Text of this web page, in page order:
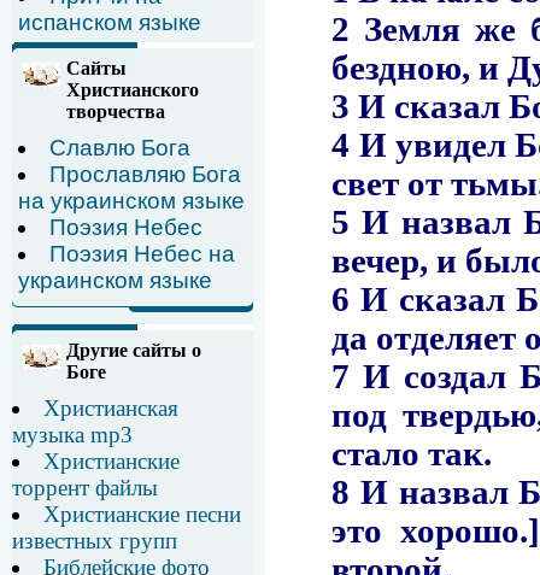
испанском языке
Сайты
Христианского
творчества
Славлю Бога
Прославляю Бога
на украинском языке
Поэзия Небес
Поэзия Небес на
украинском языке
Другие сайты о
Боге
Христианская
музыка mp3
Христианские
торрент файлы
Христианские песни
известных групп
Библейские фото